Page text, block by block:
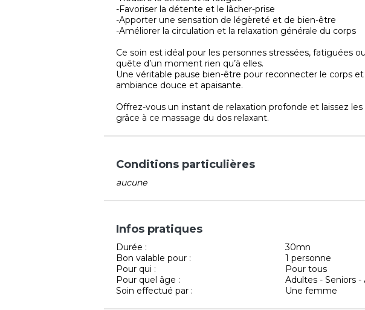
-Favoriser la détente et le lâcher-prise
-Apporter une sensation de légèreté et de bien-être
-Améliorer la circulation et la relaxation générale du corps
Ce soin est idéal pour les personnes stressées, fatiguées
quête d’un moment rien qu’à elles.
Une véritable pause bien-être pour reconnecter le corps et
ambiance douce et apaisante.
Offrez-vous un instant de relaxation profonde et laissez les
grâce à ce massage du dos relaxant.
Conditions particulières
aucune
Infos pratiques
Durée :
30mn
Bon valable pour :
1 personne
Pour qui :
Pour tous
Pour quel âge :
Adultes - Seniors -
Soin effectué par :
Une femme